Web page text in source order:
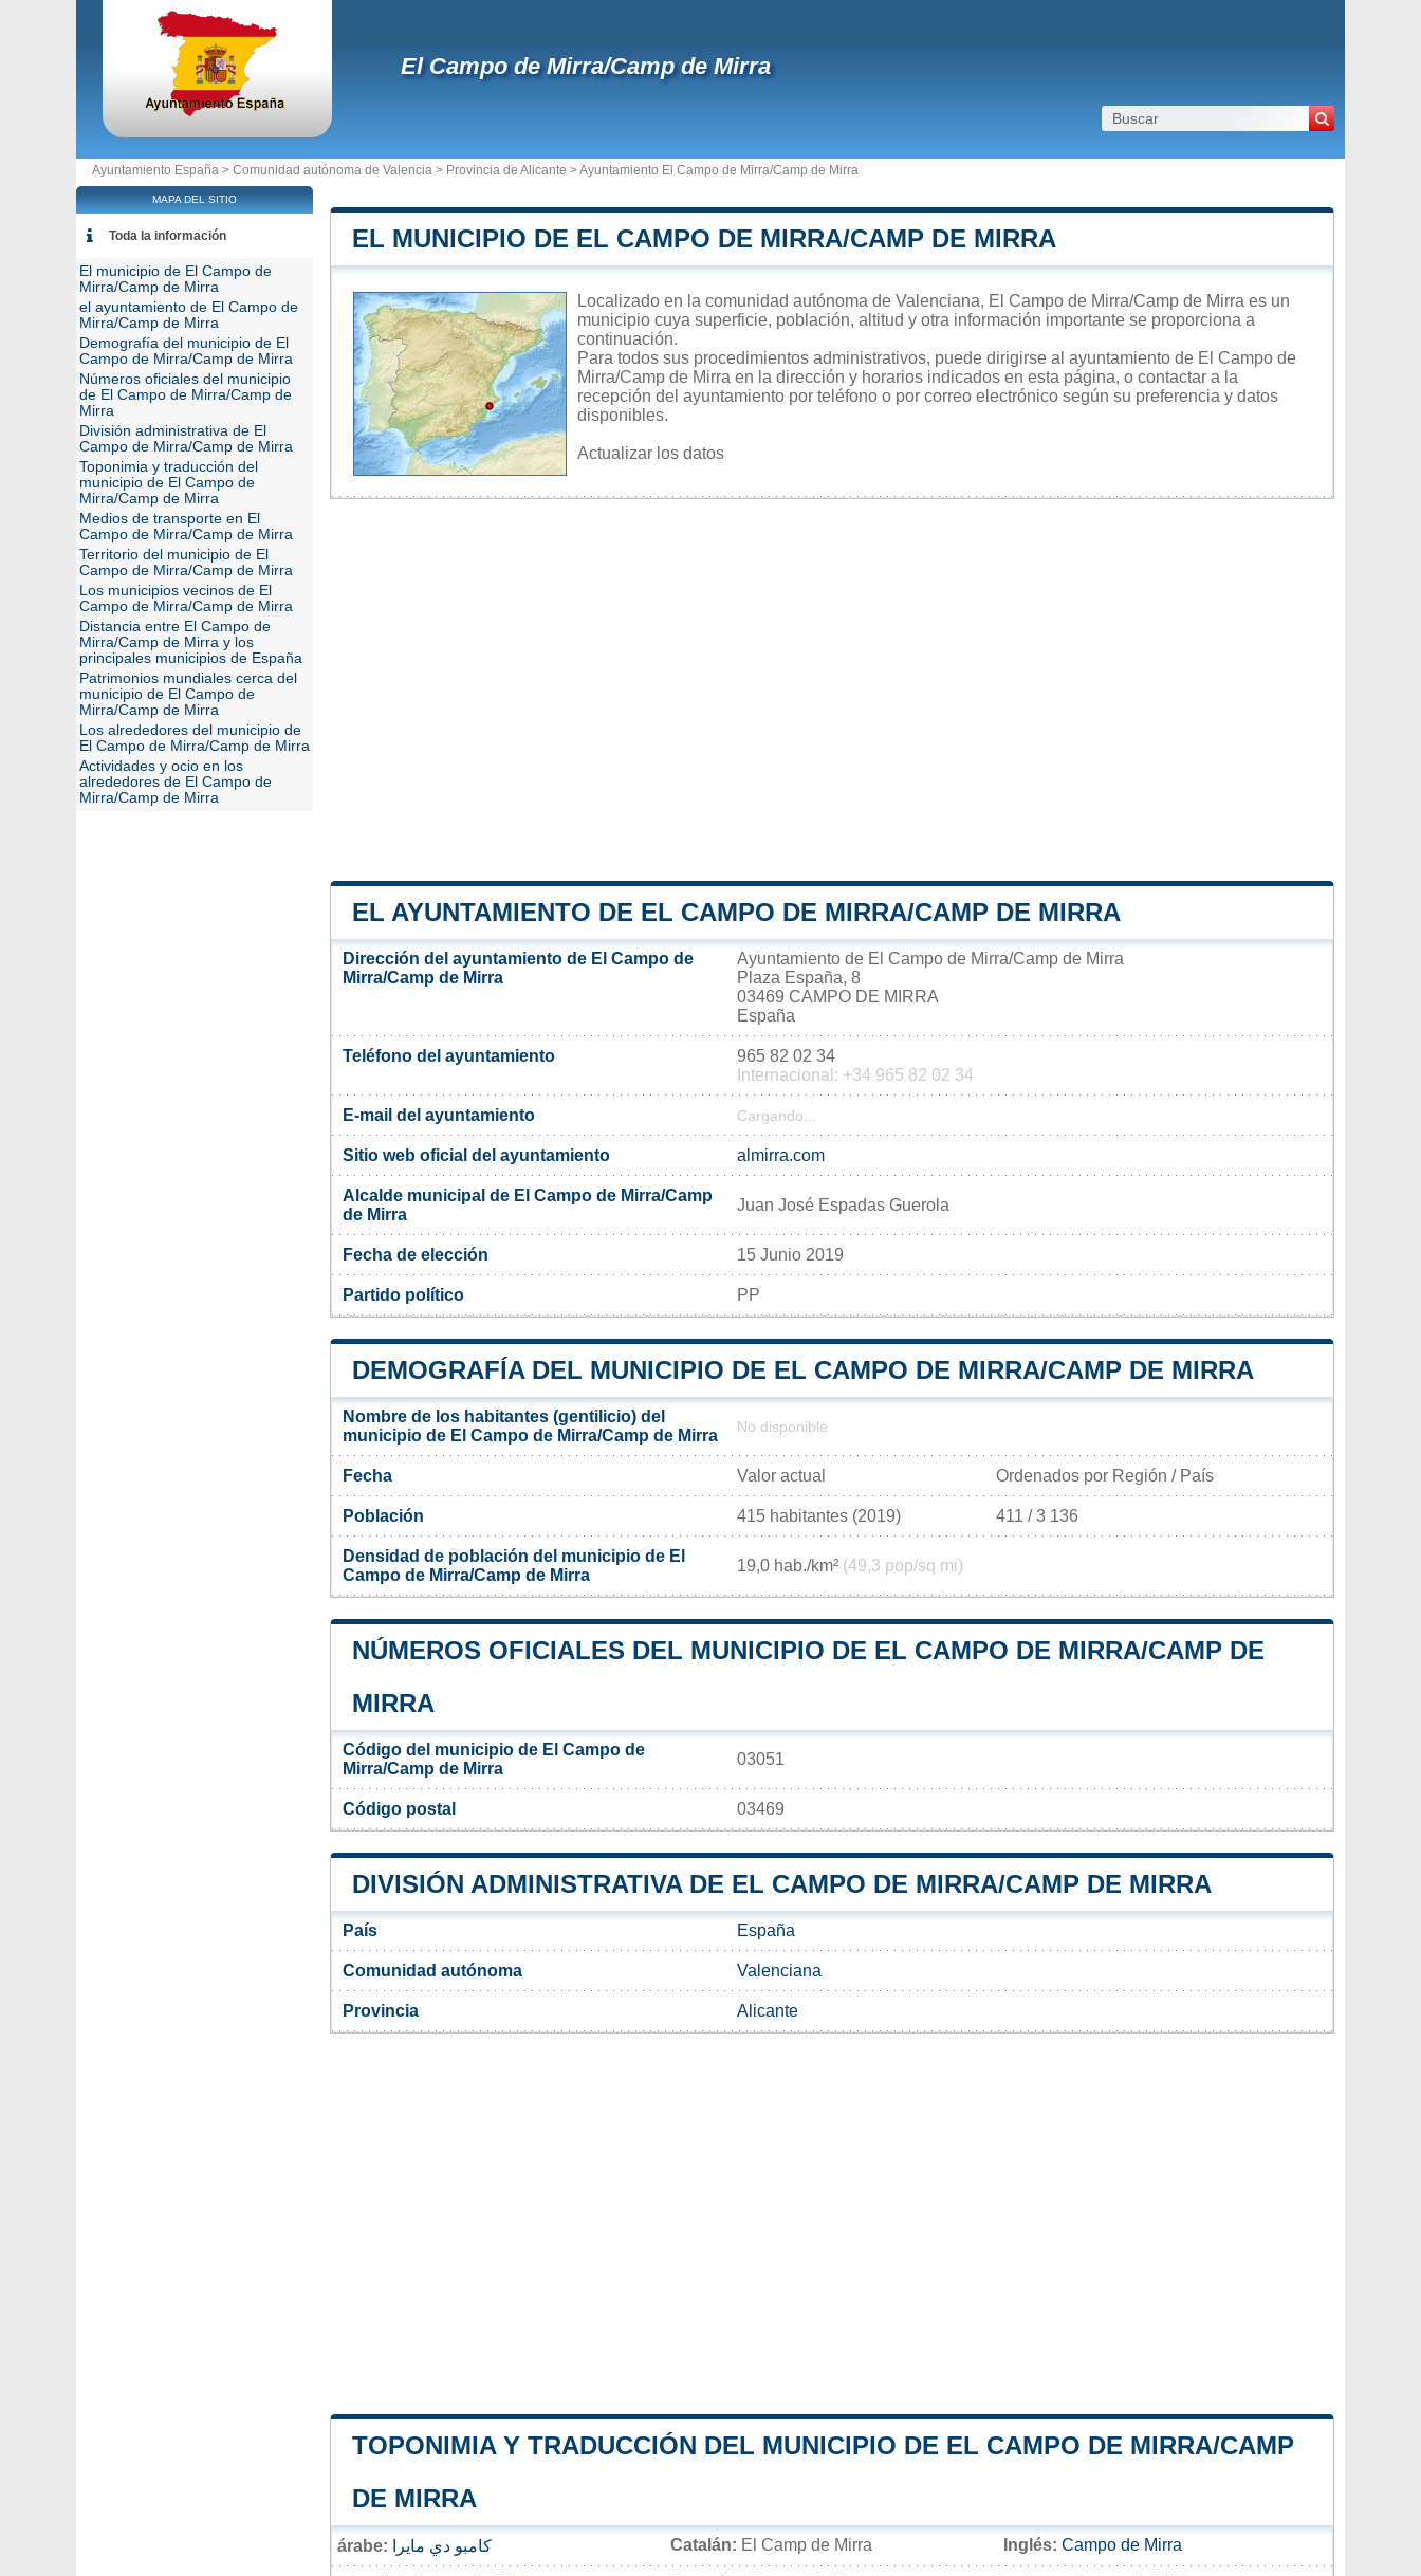
El Campo de Mirra/Camp de Mirra
Ayuntamiento España > Comunidad autónoma de Valencia > Provincia de Alicante >Ayuntamiento El Campo de Mirra/Camp de Mirra
EL MUNICIPIO DE EL CAMPO DE MIRRA/CAMP DE MIRRA
Localizado en la comunidad autónoma de Valenciana, El Campo de Mirra/Camp de Mirra es un
municipio cuya superficie, población, altitud y otra información importante se proporciona a
continuación.
Para todos sus procedimientos administrativos, puede dirigirse al ayuntamiento de El Campo de
Mirra/Camp de Mirra en la dirección y horarios indicados en esta página, o contactar a la
recepción del ayuntamiento por teléfono o por correo electrónico según su preferencia y datos
disponibles.
Actualizar los datos
EL AYUNTAMIENTO DE EL CAMPO DE MIRRA/CAMP DE MIRRA
Dirección del ayuntamiento de El Campo de
Mirra/Camp de Mirra
Ayuntamiento de El Campo de Mirra/Camp de Mirra
Plaza España, 8
03469 CAMPO DE MIRRA
España
Teléfono del ayuntamiento
965 82 02 34
Internacional: +34 965 82 02 34
E-mail del ayuntamiento Cargando...
Sitio web oficial del ayuntamiento almirra.com
Alcalde municipal de El Campo de Mirra/Camp
de Mirra
Juan José Espadas Guerola
Fecha de elección 15 Junio 2019
Partido político PP
DEMOGRAFÍA DEL MUNICIPIO DE EL CAMPO DE MIRRA/CAMP DE MIRRA
Nombre de los habitantes (gentilicio) del
municipio de El Campo de Mirra/Camp de Mirra
No disponible
Fecha Valor actual Ordenados por Región / País
Población 415 habitantes (2019) 411 / 3 136
Densidad de población del municipio de El
Campo de Mirra/Camp de Mirra
19,0 hab./km² (49,3 pop/sq mi)
NÚMEROS OFICIALES DEL MUNICIPIO DE EL CAMPO DE MIRRA/CAMP DE
MIRRA
Código del municipio de El Campo de
Mirra/Camp de Mirra
03051
Código postal 03469
DIVISIÓN ADMINISTRATIVA DE EL CAMPO DE MIRRA/CAMP DE MIRRA
País España
Comunidad autónoma Valenciana
Provincia Alicante
TOPONIMIA Y TRADUCCIÓN DEL MUNICIPIO DE EL CAMPO DE MIRRA/CAMP
DE MIRRA
árabe: كامبو دي مايرا Catalán: El Camp de Mirra Inglés: Campo de Mirra
MAPA DEL SITIO
Toda la información
El municipio de El Campo de
Mirra/Camp de Mirra
el ayuntamiento de El Campo de
Mirra/Camp de Mirra
Demografía del municipio de El
Campo de Mirra/Camp de Mirra
Números oficiales del municipio
de El Campo de Mirra/Camp de
Mirra
División administrativa de El
Campo de Mirra/Camp de Mirra
Toponimia y traducción del
municipio de El Campo de
Mirra/Camp de Mirra
Medios de transporte en El
Campo de Mirra/Camp de Mirra
Territorio del municipio de El
Campo de Mirra/Camp de Mirra
Los municipios vecinos de El
Campo de Mirra/Camp de Mirra
Distancia entre El Campo de
Mirra/Camp de Mirra y los
principales municipios de España
Patrimonios mundiales cerca del
municipio de El Campo de
Mirra/Camp de Mirra
Los alrededores del municipio de
El Campo de Mirra/Camp de Mirra
Actividades y ocio en los
alrededores de El Campo de
Mirra/Camp de Mirra